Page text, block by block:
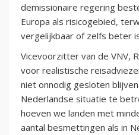
demissionaire regering
Europa als risicogebied,
vergelijkbaar of zelfs beter
Vicevoorzitter van de VNV,
voor realistische
niet onnodig gesloten
Nederlandse situatie te
hoeven we landen met
aantal besmettingen als in